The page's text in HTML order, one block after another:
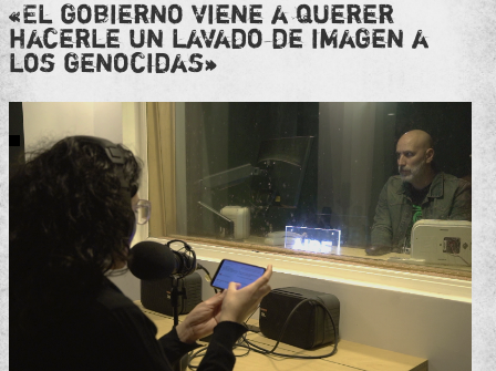
«El gobierno viene a querer
hacerle un lavado de imagen a
los genocidas»